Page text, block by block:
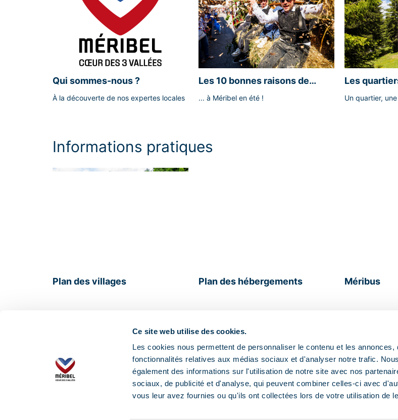
Ce site web utilise des cookies.
Les cookies nous permettent de personnaliser le contenu et les annonces,
fonctionnalités relatives aux médias sociaux et d'analyser notre trafic.
également des informations sur l'utilisation de notre site avec nos
sociaux, de publicité et d'analyse, qui peuvent combiner celles-ci avec
vous leur avez fournies ou qu'ils ont collectées lors de votre utilisation de
Qui sommes-nous ?
À la découverte de nos expertes locales
Les 10 bonnes raisons de
... à Méribel en été !
Les
Un quartier,
Informations pratiques
Plan des villages Plan des hébergements Méribus
Site officiel de la station Paiement sécurisé Bons